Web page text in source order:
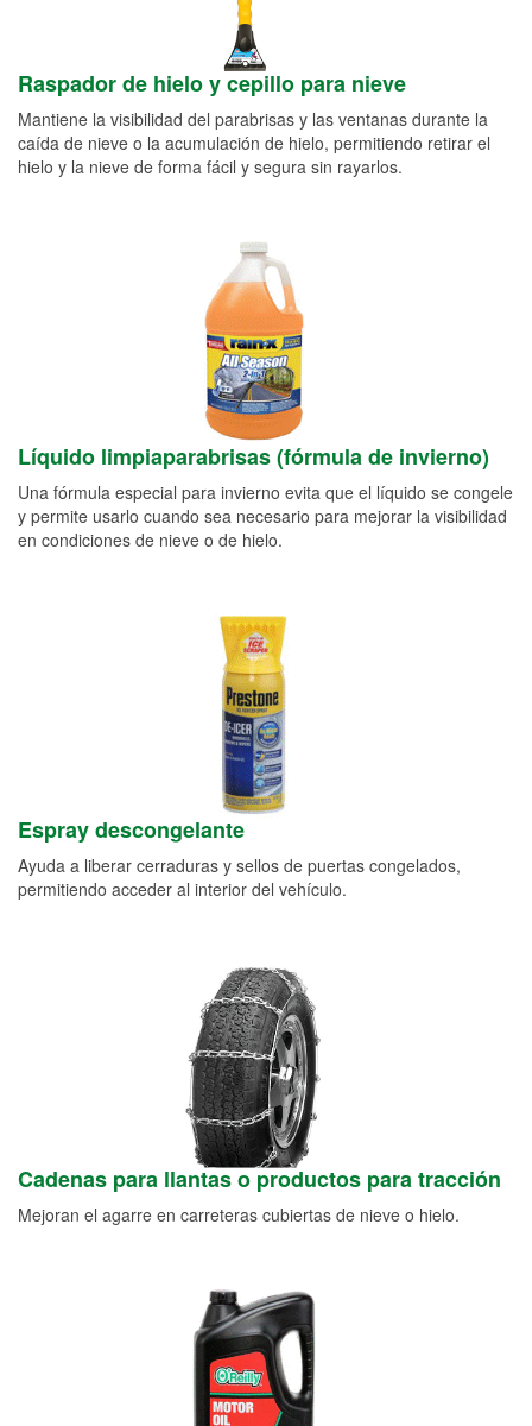
Raspador de hielo y cepillo para nieve
Mantiene la visibilidad del parabrisas y las ventanas durante la
caída de nieve o la acumulación de hielo, permitiendo retirar el
hielo y la nieve de forma fácil y segura sin rayarlos.
Líquido limpiaparabrisas (fórmula de invierno)
Una fórmula especial para invierno evita que el líquido se congele
y permite usarlo cuando sea necesario para mejorar la visibilidad
en condiciones de nieve o de hielo.
Espray descongelante
Ayuda a liberar cerraduras y sellos de puertas congelados,
permitiendo acceder al interior del vehículo.
Cadenas para llantas o productos para tracción
Mejoran el agarre en carreteras cubiertas de nieve o hielo.